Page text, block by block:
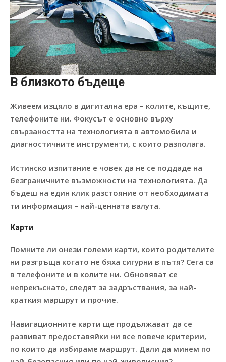
В близкото бъдеще
Живеем изцяло в дигитална ера – колите, къщите,
телефоните ни. Фокусът е основно върху
свързаността на технологията в автомобила и
диагностичните инструменти, с които разполага.
Истинско изпитание е човек да не се поддаде на
безграничните възможности на технологията. Да
бъдеш на един клик разстояние от необходимата
ти информация – най-ценната валута.
Карти
Помните ли онези големи карти, които родителите
ни разгръща когато не бяха сигурни в пътя? Сега са
в телефоните и в колите ни. Обновяват се
непрекъснато, следят за задръствания, за най-
краткия маршрут и прочие.
Навигационните карти ще продължават да се
развиват предоставяйки ни все повече критерии,
по които да избираме маршрут. Дали да минем по